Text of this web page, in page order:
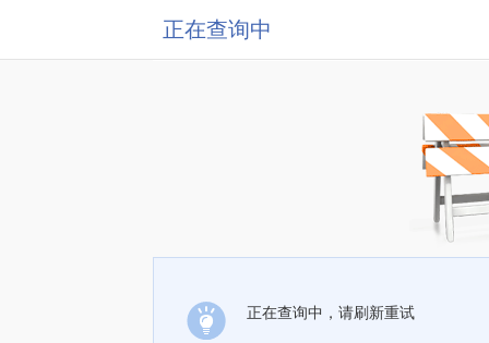
正在查询中
正在查询中，请刷新重试